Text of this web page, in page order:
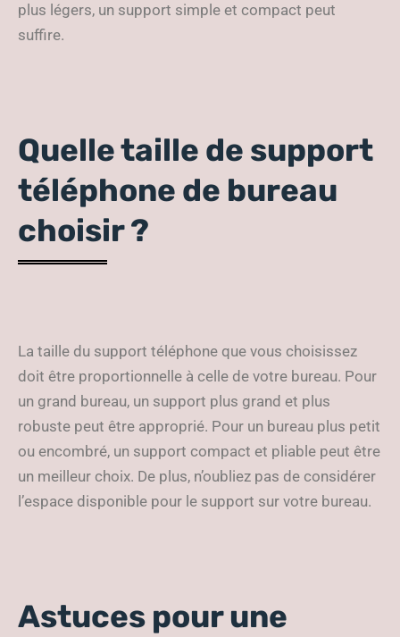
plus légers, un support simple et compact peut
suffire.
Quelle taille de support
téléphone de bureau
choisir ?
La taille du support téléphone que vous choisissez
doit être proportionnelle à celle de votre bureau. Pour
un grand bureau, un support plus grand et plus
robuste peut être approprié. Pour un bureau plus petit
ou encombré, un support compact et pliable peut être
un meilleur choix. De plus, n’oubliez pas de considérer
l’espace disponible pour le support sur votre bureau.
Astuces pour une